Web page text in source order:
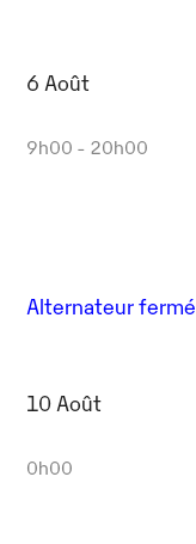
6 Août
9h00 - 20h00
Alternateur fermé
10 Août
0h00